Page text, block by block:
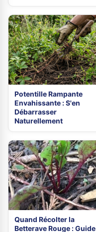
Potentille Rampante
Envahissante : S'en
Débarrasser
Naturellement
Quand Récolter la
Betterave Rouge : Guide